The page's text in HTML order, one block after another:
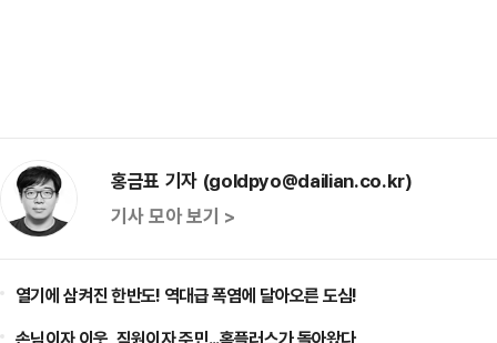
홍금표 기자 (goldpyo@dailian.co.kr)
기사 모아 보기 >
열기에 삼켜진 한반도! 역대급 폭염에 달아오른 도심!